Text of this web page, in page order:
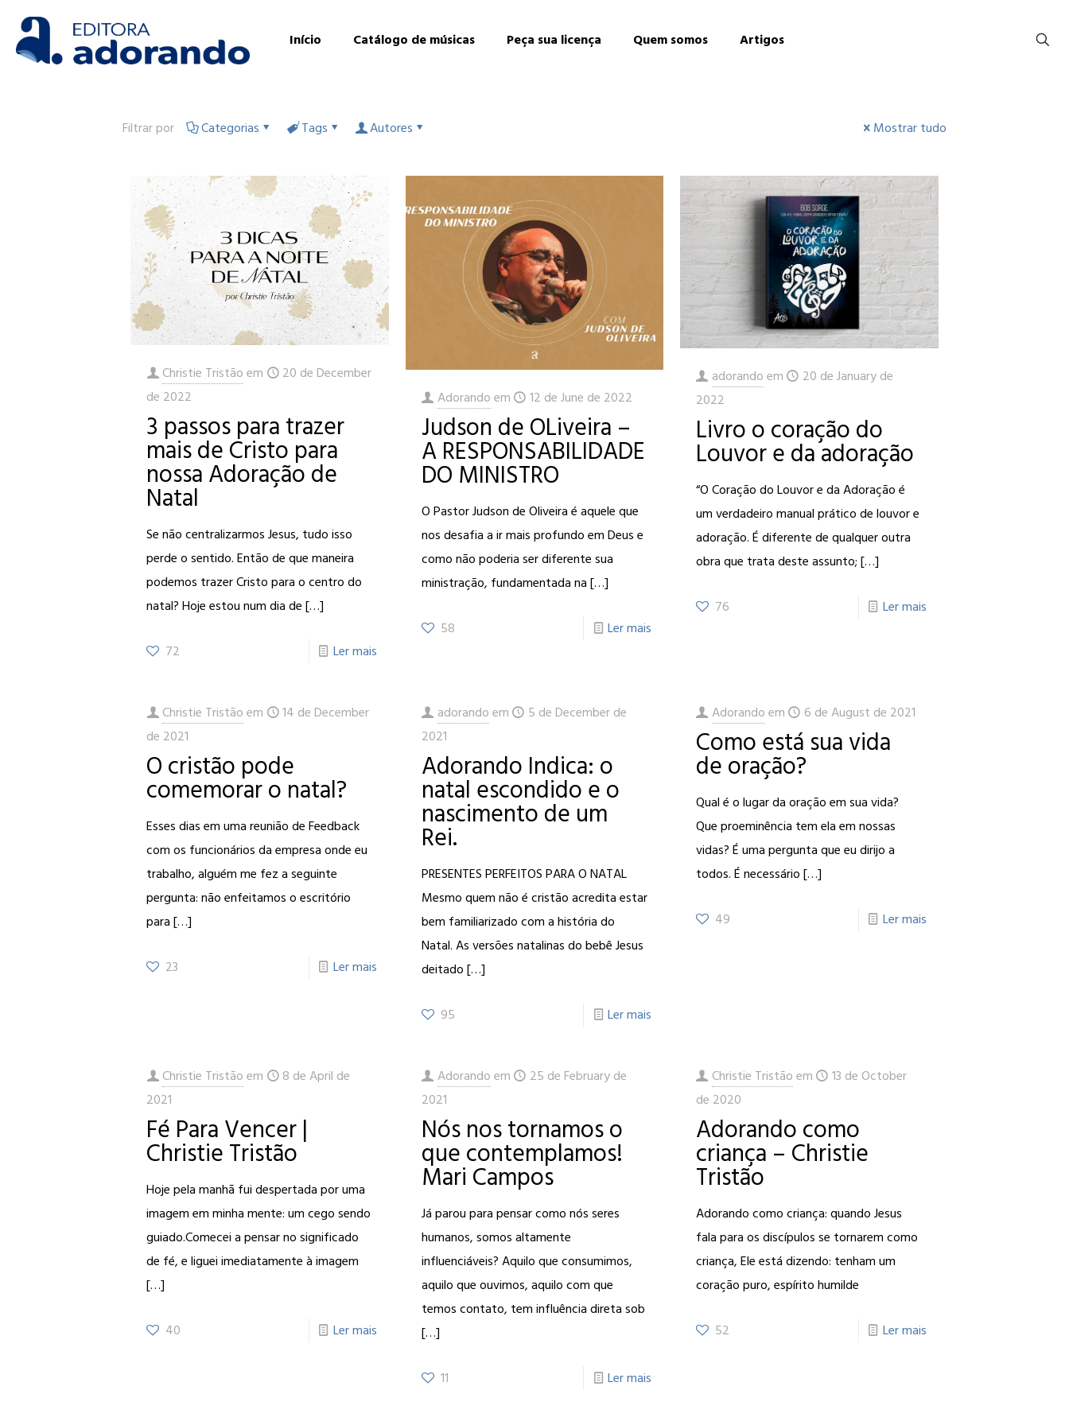
Início Catálogo de músicas Peça sua licença Quem somos Artigos
Filtrar por Categorias Tags Autores Mostrar tudo
Christie Tristão em
20 de December
de 2022
3 passos para trazer
mais de Cristo para
nossa Adoração de
Natal
Se não centralizarmos Jesus, tudo isso
perde o sentido. Então de que maneira
podemos trazer Cristo para o centro do
natal? Hoje estou num dia de[…]
72 Ler mais
Adorandoem 12 de June de 2022
Judson de OLiveira –
A RESPONSABILIDADE
DO MINISTRO
O Pastor Judson de Oliveira é aquele que
nos desafia a ir mais profundo em Deus e
como não poderia ser diferente sua
ministração, fundamentada na[…]
58 Ler mais
adorandoem
20 de January de
2022
Livro o coração do
Louvor e da adoração
“O Coração do Louvor e da Adoração é
um verdadeiro manual prático de louvor e
adoração. É diferente de qualquer outra
obra que trata deste assunto;[…]
76 Ler mais
Christie Tristão em
14 de December
de 2021
O cristão pode
comemorar o natal?
Esses dias em uma reunião de Feedback
com os funcionários da empresa onde eu
trabalho, alguém me fez a seguinte
pergunta: não enfeitamos o escritório
para[…]
23 Ler mais
adorandoem
5 de December de
2021
Adorando Indica: o
natal escondido e o
nascimento de um
Rei.
PRESENTES PERFEITOS PARA O NATAL
Mesmo quem não é cristão acredita estar
bem familiarizado com a história do
Natal. As versões natalinas do bebê Jesus
deitado[…]
95 Ler mais
Adorandoem 6 de August de 2021
Como está sua vida
de oração?
Qual é o lugar da oração em sua vida?
Que proeminência tem ela em nossas
vidas? É uma pergunta que eu dirijo a
todos. É necessário[…]
49 Ler mais
Christie Tristão em
8 de April de
2021
Fé Para Vencer |
Christie Tristão
Hoje pela manhã fui despertada por uma
imagem em minha mente: um cego sendo
guiado.Comecei a pensar no significado
de fé, e liguei imediatamente à imagem
[…]
40 Ler mais
Adorandoem
25 de February de
2021
Nós nos tornamos o
que contemplamos!
Mari Campos
Já parou para pensar como nós seres
humanos, somos altamente
influenciáveis? Aquilo que consumimos,
aquilo que ouvimos, aquilo com que
temos contato, tem influência direta sob
[…]
11 Ler mais
Christie Tristãoem
13 de October
de 2020
Adorando como
criança – Christie
Tristão
Adorando como criança: quando Jesus
fala para os discípulos se tornarem como
criança, Ele está dizendo: tenham um
coração puro, espírito humilde
52 Ler mais